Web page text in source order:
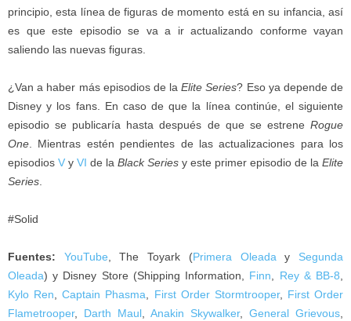
principio, esta línea de figuras de momento está en su infancia, así
es que este episodio se va a ir actualizando conforme vayan
saliendo las nuevas figuras.
¿Van a haber más episodios de laElite Series? Eso ya depende de
Disney y los fans. En caso de que la línea continúe, el siguiente
episodio se publicaría hasta después de que se estrene Rogue
One. Mientras estén pendientes de las actualizaciones para los
episodios V y VI de la Black Series y este primer episodio de la Elite
Series.
#Solid
Fuentes: YouTube, The Toyark (Primera Oleaday Segunda
Oleada) y Disney Store (Shipping Information, Finn, Rey & BB-8,
Kylo Ren,Captain Phasma, First Order Stormtrooper, First Order
Flametrooper, Darth Maul, Anakin Skywalker, General Grievous,